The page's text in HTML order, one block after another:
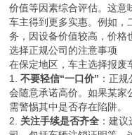
价值等因素综合评估。这意
车主得到更多实惠。例如，
务，因设备价值较高，价格
选择正规公司的注意事项
在保定地区，车主选择报废
1.不要轻信“一口价” ：正
会随意承诺高价。如果某家
需警惕其中是否存在陷阱。
2. 关注手续是否齐全 ：建